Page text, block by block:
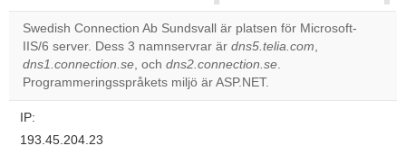
correctly.
Do you
own this
website?
Swedish Connection Ab Sundsvall är platsen för Microsoft-
IIS/6 server. Dess 3 namnservrar är dns5.telia.com,
dns1.connection.se, och dns2.connection.se.
Programmeringsspråkets miljö är ASP.NET.
IP:
193.45.204.23